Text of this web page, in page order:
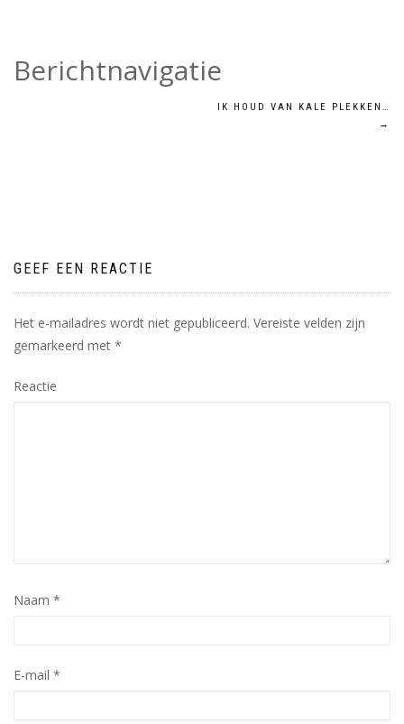
Berichtnavigatie
IK HOUD VAN KALE PLEKKEN…
→
GEEF EEN REACTIE
Het e-mailadres wordt niet gepubliceerd. Vereiste velden zijn
gemarkeerd met *
Reactie
Naam *
E-mail *